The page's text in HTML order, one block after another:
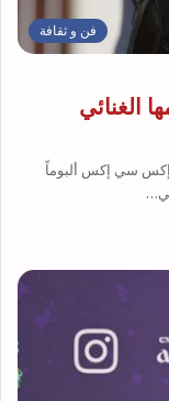
فن و ثقافة
الغنائي
سي إكس ألبوماً